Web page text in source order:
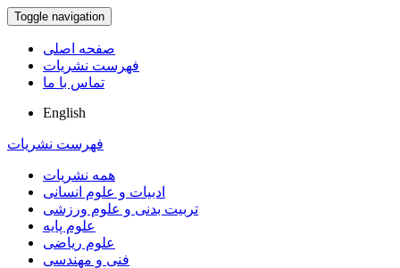
Toggle navigation
صفحه اصلی
فهرست نشریات
تماس با ما
English
فهرست نشریات
همه نشریات
ادبیات و علوم انسانی
تربیت بدنی و علوم ورزشی
علوم پایه
علوم ریاضی
فنی و مهندسی